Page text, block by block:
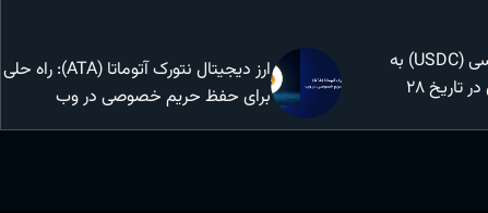
ارز دیجیتال یو اس دی سی (USDC) به
لیست ارزهای آریومکس در تاریخ 28
ارز دیجیتال نتورک آتوماتا (ATA): راه حلی
برای حفظ حریم خصوصی در وب